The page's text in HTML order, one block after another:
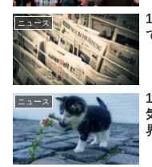
ニュース
ニュース